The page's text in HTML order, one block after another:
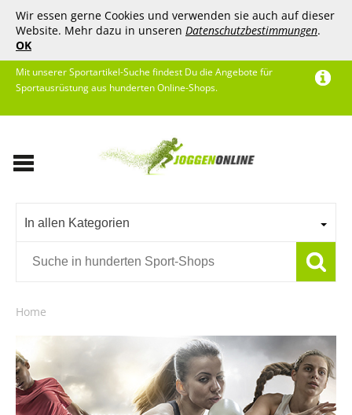
Wir essen gerne Cookies und verwenden sie auch auf dieser
Website. Mehr dazu in unseren Datenschutzbestimmungen.
OK
Mit unserer Sportartikel-Suche findest Du die Angebote für
Sportausrüstung aus hunderten Online-Shops.
In allen Kategorien
Home